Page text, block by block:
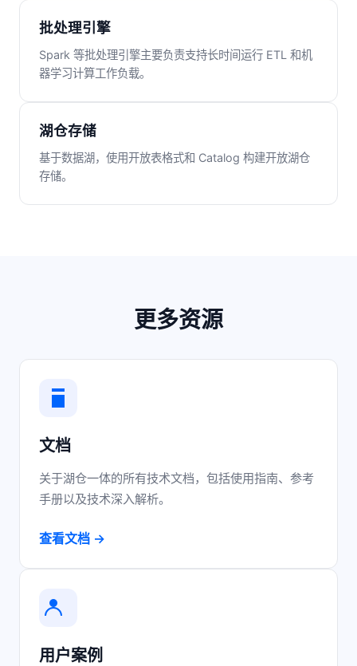
批处理引擎
Spark 等批处理引擎主要负责支持长时间运行 ETL 和机
器学习计算工作负载。
湖仓存储
基于数据湖，使用开放表格式和 Catalog 构建开放湖仓
存储。
更多资源
文档
关于湖仓一体的所有技术文档，包括使用指南、参考
手册以及技术深入解析。
查看文档 →
用户案例